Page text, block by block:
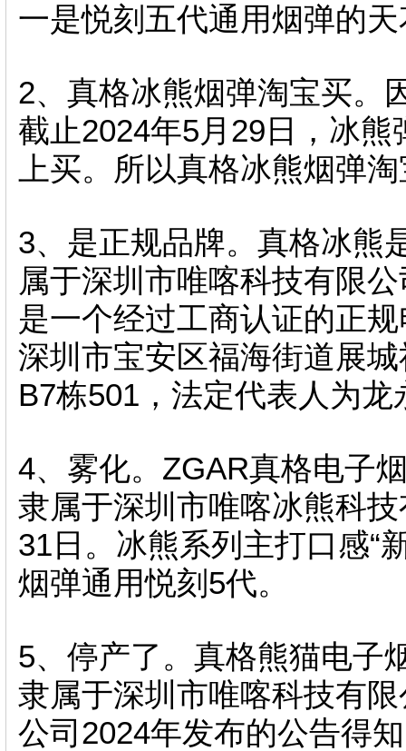
一是悦刻五代通用烟弹的天花板
2、真格冰熊烟弹淘宝买
截止2024年5月29日 ，冰熊
上买。所以真格冰熊烟弹淘宝
3、是正规品牌。真格
属于深圳市唯喀科技有限公司
是一个经过工商认证的正规
深圳市宝安区福海街道展
B7栋501，法定代表人为龙永
4、雾化。ZGAR真格
隶属于深圳市唯喀冰熊科技有
31日。冰熊系列主打口感“新
烟弹通用悦刻5代 。
5 、停产了。真格熊猫
隶属于深圳市唯喀科技有限公
公司2024年发布的公告得知